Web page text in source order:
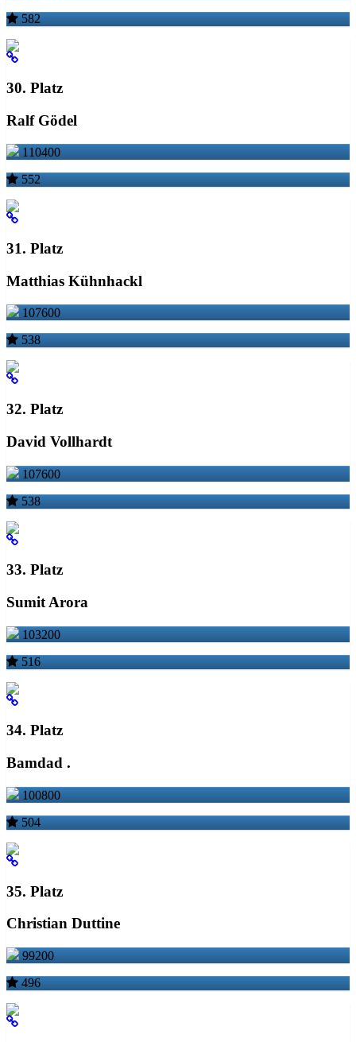
582
30. Platz
Ralf Gödel
110400
552
31. Platz
Matthias Kühnhackl
107600
538
32. Platz
David Vollhardt
107600
538
33. Platz
Sumit Arora
103200
516
34. Platz
Bamdad .
100800
504
35. Platz
Christian Duttine
99200
496